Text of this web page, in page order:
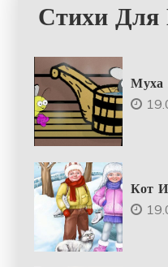
Стихи
Муха
Кот